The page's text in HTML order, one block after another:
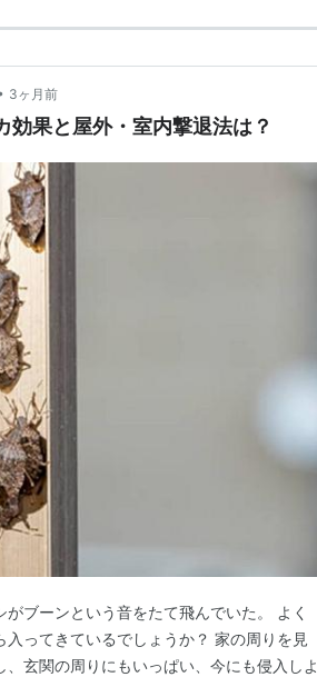
3ヶ月前
果と屋外・室内撃退法は？
ブーンという音をたて飛んでいた。 よく
ってきているでしょうか？ 家の周りを見
玄関の周りにもいっぱい、今にも侵入しよ